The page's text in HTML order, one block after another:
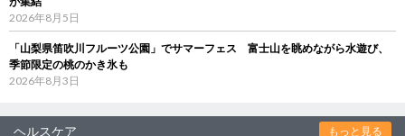
2026年8月5日
「山梨県笛吹川フルーツ公園」でサマーフェス 富士山を眺めながら水遊び、
季節限定の桃のかき氷も
2026年8月3日
ヘルスケア もっと見る